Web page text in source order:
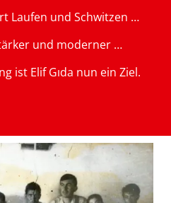
Laufen und Schwitzen …
und moderner …
ist Elif Gıda nun ein Ziel.